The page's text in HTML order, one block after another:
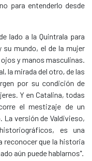
para entenderlo desde
lado a la Quintrala para
su mundo, el de la mujer
y manos masculinas.
la mirada del otro, de las
por su condición de
Y en Catalina, todas
el mestizaje de un
versión de Valdivieso,
es una
reconocer que la historia
aún puede hablarnos".